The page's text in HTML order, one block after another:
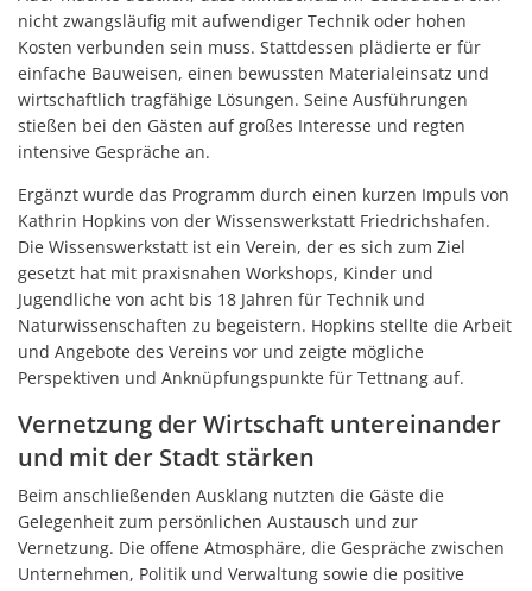
nicht zwangsläufig mit aufwendiger Technik oder hohen
Kosten verbunden sein muss. Stattdessen plädierte er für
einfache Bauweisen, einen bewussten Materialeinsatz und
wirtschaftlich tragfähige Lösungen. Seine Ausführungen
stießen bei den Gästen auf großes Interesse und regten
intensive Gespräche an.
Ergänzt wurde das Programm durch einen kurzen Impuls von
Kathrin Hopkins von der Wissenswerkstatt Friedrichshafen.
Die Wissenswerkstatt ist ein Verein, der es sich zum Ziel
gesetzt hat mit praxisnahen Workshops, Kinder und
Jugendliche von acht bis 18 Jahren für Technik und
Naturwissenschaften zu begeistern. Hopkins stellte die Arbeit
und Angebote des Vereins vor und zeigte mögliche
Perspektiven und Anknüpfungspunkte für Tettnang auf.
Vernetzung der Wirtschaft untereinander
und mit der Stadt stärken
Beim anschließenden Ausklang nutzten die Gäste die
Gelegenheit zum persönlichen Austausch und zur
Vernetzung. Die offene Atmosphäre, die Gespräche zwischen
Unternehmen, Politik und Verwaltung sowie die positive